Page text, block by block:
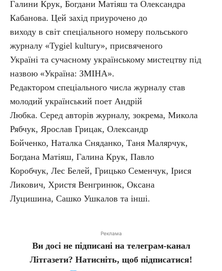
Галини Крук, Богдани Матіяш та Олександра
Кабанова. Цей захід приурочено до
виходу в світ спеціального номеру польського
журналу «Tygiel kultury», присвяченого
Україні та сучасному українському мистецтву під
назвою «Україна: ЗМІНА».
Редактором спеціального числа журналу став
молодий український поет Андрій
Любка. Серед авторів журналу, зокрема, Микола
Рябчук, Ярослав Грицак, Олександр
Бойченко, Наталка Сняданко, Таня Малярчук,
Богдана Матіяш, Галина Крук, Павло
Коробчук, Лес Белей, Грицько Семенчук, Ірися
Ликович, Христя Венгринюк, Оксана
Луцишина, Сашко Ушкалов та інші.
Реклама
Ви досі не підписані на телеграм-канал
Літгазети? Натисніть, щоб підписатися!